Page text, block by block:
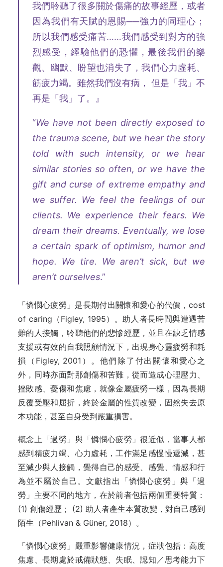
我們聆聽了很多關於傷痛的故事經歷，或者
因為我們有天賦的恩賜──強力的同理心；
所以我們感受痛苦……我們感受到對方的強
烈感受，經驗他們的恐懼，最後我們的樂
觀、幽默、盼望也消失了，我們心力虛耗、
筋疲力竭。雖然我們沒有病， 但是「我」不
再是「我」了。』
“We have not been directly exposed to
the trauma scene, but we hear the story
told with such intensity, or we hear
similar stories so often, or we have the
gift and curse of extreme empathy and
we suffer. We feel the feelings of our
clients. We experience their fears. We
dream their dreams. Eventually, we lose
a certain spark of optimism, humor and
hope. We tire. We aren’t sick, but we
aren’t ourselves.”
「憐憫心疲勞」是長期付出關懷和愛心的代價，cost
of caring（Figley, 1995）。助人者長時間與遭遇苦
難的人接觸，聆聽他們的悲慘經歷，並且在缺乏情感
支援或有效的自我照顧情況下，出現身心靈疲勞和耗
損（Figley, 2001）。他們除了付出關懷和愛心之
外，同時亦面對那創傷和苦難，從而造成心理壓力、
挫敗感、憂傷和焦慮，就像金屬疲勞一樣，因為長期
反覆受壓和屈折，終於金屬的性質改變，固然失去原
本功能，甚至自身受到嚴重損害。
概念上「過勞」與「憐憫心疲勞」很近似，當事人都
感到精疲力竭、心力虛耗，工作滿足感慢慢遞減，甚
至減少與人接觸，覺得自己的感受、感覺、情感和行
為並不屬於自己。文獻指出「憐憫心疲勞」與「過
勞」主要不同的地方，在於前者包括兩個重要特質：
(1) 創傷經歷； (2) 助人者產生本質改變，對自己感到
陌生（Pehlivan & Güner, 2018）。
「憐憫心疲勞」嚴重影響健康情況，症狀包括：高度
焦慮、長期處於戒備狀態、失眠、認知／思考能力下